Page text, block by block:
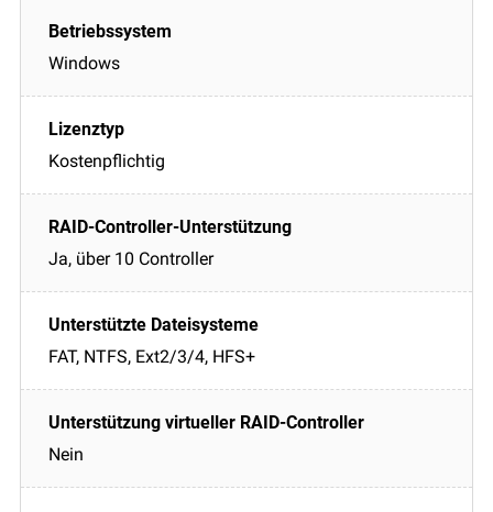
Windows
Kostenpflichtig
Ja, über 10 Controller
FAT, NTFS, Ext2/3/4, HFS+
Nein